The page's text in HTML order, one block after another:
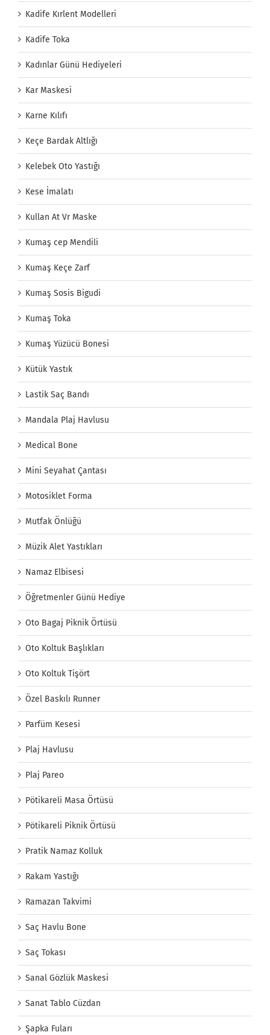
Kadife Kırlent Modelleri
Kadife Toka
Kadınlar Günü Hediyeleri
Kar Maskesi
Karne Kılıfı
Keçe Bardak Altlığı
Kelebek Oto Yastığı
Kese İmalatı
Kullan At Vr Maske
Kumaş cep Mendili
Kumaş Keçe Zarf
Kumaş Sosis Bigudi
Kumaş Toka
Kumaş Yüzücü Bonesi
Kütük Yastık
Lastik Saç Bandı
Mandala Plaj Havlusu
Medical Bone
Mini Seyahat Çantası
Motosiklet Forma
Mutfak Önlüğü
Müzik Alet Yastıkları
Namaz Elbisesi
Öğretmenler Günü Hediye
Oto Bagaj Piknik Örtüsü
Oto Koltuk Başlıkları
Oto Koltuk Tişört
Özel Baskılı Runner
Parfüm Kesesi
Plaj Havlusu
Plaj Pareo
Pötikareli Masa Örtüsü
Pötikareli Piknik Örtüsü
Pratik Namaz Kolluk
Rakam Yastığı
Ramazan Takvimi
Saç Havlu Bone
Saç Tokası
Sanal Gözlük Maskesi
Sanat Tablo Cüzdan
Şapka Fuları